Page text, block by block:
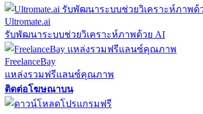
Ultromate.ai
รับพัฒนาระบบช่วยวิเคราะห์ภาพด้วย AI
FreelanceBay
แหล่งรวมฟรีแลนซ์คุณภาพ
ติดต่อโฆษณาบน